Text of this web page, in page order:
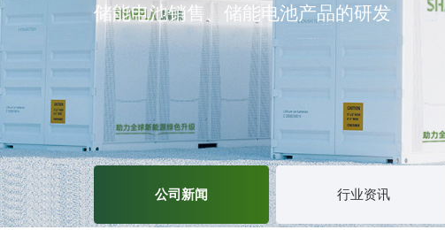
储能电池销售、储能电池产品的研发
公司新闻 行业资讯